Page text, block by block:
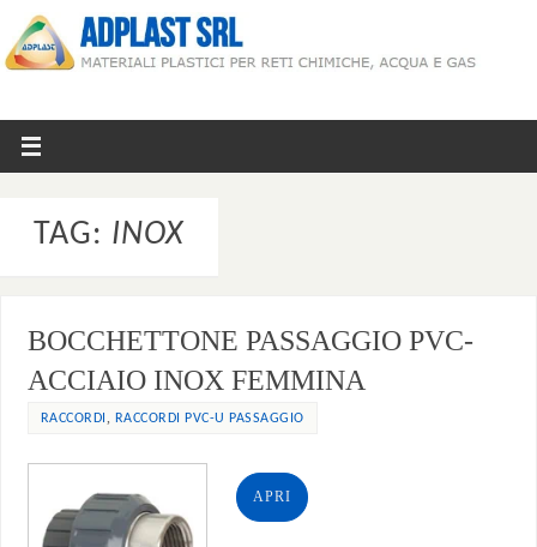
TAG: INOX
BOCCHETTONE PASSAGGIO PVC-
ACCIAIO INOX FEMMINA
RACCORDI , RACCORDI PVC-U PASSAGGIO
APRI